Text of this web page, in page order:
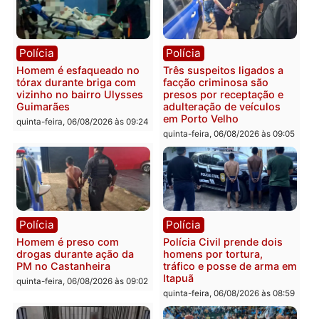
Polícia
Policiais militares
recuperam moto furtada e
prendem trio na zona
Leste
quinta-feira, 06/08/2026 às 09:28
Polícia
Jovem é encontrado
na Rua dos Cravos e
é investigado pela
em RO
quinta-feira, 06/08/2026 às
Polícia
Homem é esfaqueado no
tórax durante briga com
vizinho no bairro Ulysses
quinta-feira, 06/08/2026 às 09:24
Polícia
Três suspeitos ligados a
facção criminosa são
presos por receptação e
adulteração de veículos
em Porto Velho